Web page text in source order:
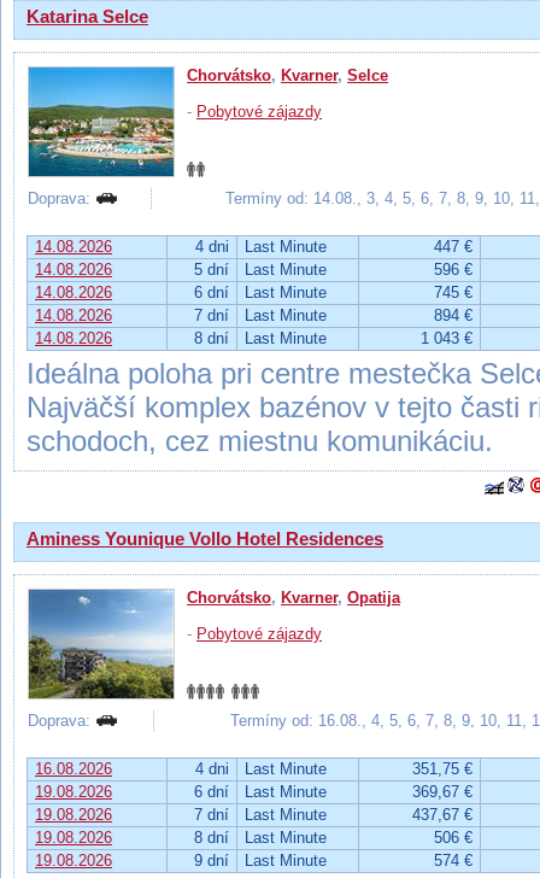
Katarina Selce
Chorvátsko, Kvarner, Selce
- Pobytové zájazdy
Doprava: Termíny od: 14.08., 3, 4, 5, 6, 7, 8, 9, 10,
14.08.2026 4 dni Last Minute
447 €
14.08.2026
5 dní Last Minute
596 €
14.08.2026
6 dní Last Minute
745 €
14.08.2026
7 dní Last Minute
894 €
14.08.2026
8 dní Last Minute 1 043 €
Ideálna poloha pri centre mestečka
Najväčší komplex bazénov v tejto časti
schodoch, cez miestnu komunikáciu.
Aminess Younique Vollo Hotel Residences
Chorvátsko, Kvarner, Opatija
- Pobytové zájazdy
Doprava: Termíny od: 16.08., 4, 5, 6, 7, 8, 9, 10, 11,
16.08.2026 4 dni Last Minute
351,75 €
19.08.2026
6 dní Last Minute
369,67 €
19.08.2026
7 dní Last Minute
437,67 €
19.08.2026
8 dní Last Minute
506 €
19.08.2026
9 dní Last Minute 574 €